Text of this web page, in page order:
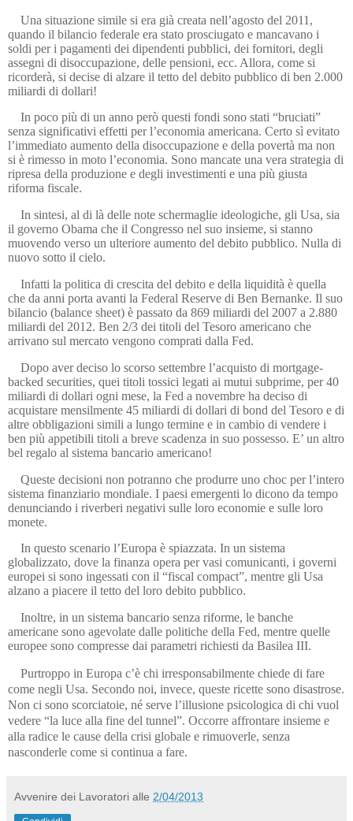
Una situazione simile si era già creata nell’agosto del 2011,
quando il bilancio federale era stato prosciugato e mancavano i
soldi per i pagamenti dei dipendenti pubblici, dei fornitori, degli
assegni di disoccupazione, delle pensioni, ecc. Allora, come si
ricorderà, si decise di alzare il tetto del debito pubblico di ben 2.000
miliardi di dollari!
In poco più di un anno però questi fondi sono stati “bruciati”
senza significativi effetti per l’economia americana. Certo sì evitato
l’immediato aumento della disoccupazione e della povertà ma non
si è rimesso in moto l’economia. Sono mancate una vera strategia di
ripresa della produzione e degli investimenti e una più giusta
riforma fiscale.
In sintesi, al di là delle note schermaglie ideologiche, gli Usa, sia
il governo Obama che il Congresso nel suo insieme, si stanno
muovendo verso un ulteriore aumento del debito pubblico. Nulla di
nuovo sotto il cielo.
Infatti la politica di crescita del debito e della liquidità è quella
che da anni porta avanti la Federal Reserve di Ben Bernanke. Il suo
bilancio (balance sheet) è passato da 869 miliardi del 2007 a 2.880
miliardi del 2012. Ben 2/3 dei titoli del Tesoro americano che
arrivano sul mercato vengono comprati dalla Fed.
Dopo aver deciso lo scorso settembre l’acquisto di mortgage-
backed securities, quei titoli tossici legati ai mutui subprime, per 40
miliardi di dollari ogni mese, la Fed a novembre ha deciso di
acquistare mensilmente 45 miliardi di dollari di bond del Tesoro e di
altre obbligazioni simili a lungo termine e in cambio di vendere i
ben più appetibili titoli a breve scadenza in suo possesso. E’ un altro
bel regalo al sistema bancario americano!
Queste decisioni non potranno che produrre uno choc per l’intero
sistema finanziario mondiale. I paesi emergenti lo dicono da tempo
denunciando i riverberi negativi sulle loro economie e sulle loro
monete.
In questo scenario l’Europa è spiazzata. In un sistema
globalizzato, dove la finanza opera per vasi comunicanti, i governi
europei si sono ingessati con il “fiscal compact”, mentre gli Usa
alzano a piacere il tetto del loro debito pubblico.
Inoltre, in un sistema bancario senza riforme, le banche
americane sono agevolate dalle politiche della Fed, mentre quelle
europee sono compresse dai parametri richiesti da Basilea III.
Purtroppo in Europa c’è chi irresponsabilmente chiede di fare
come negli Usa. Secondo noi, invece, queste ricette sono disastrose.
Non ci sono scorciatoie, né serve l’illusione psicologica di chi vuol
vedere “la luce alla fine del tunnel”. Occorre affrontare insieme e
alla radice le cause della crisi globale e rimuoverle, senza
nasconderle come si continua a fare.
Avvenire dei Lavoratori alle 2/04/2013